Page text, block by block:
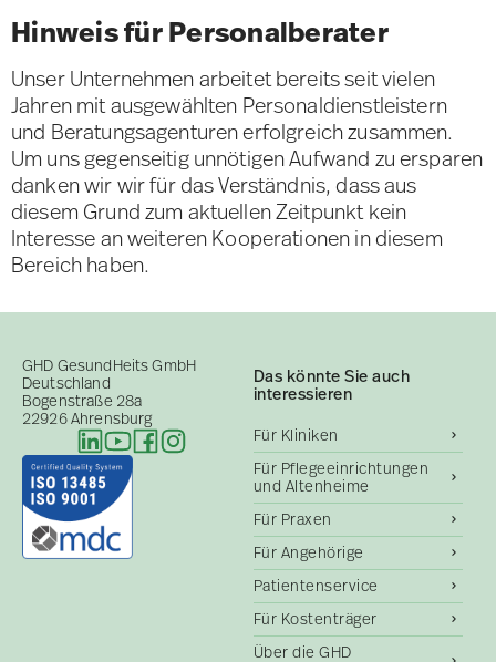
Hinweis für Personalberater
Unser Unternehmen arbeitet bereits seit vielen
Jahren mit ausgewählten Personaldienstleistern
und Beratungsagenturen erfolgreich zusammen.
Um uns gegenseitig unnötigen Aufwand zu ersparen
danken wir wir für das Verständnis, dass aus
diesem Grund zum aktuellen Zeitpunkt kein
Interesse an weiteren Kooperationen in diesem
Bereich haben.
GHD GesundHeits GmbH
Deutschland
Bogenstraße 28a
22926 Ahrensburg
Das könnte Sie auch
interessieren
Für Kliniken
Für Pflegeeinrichtungen
und Altenheime
Für Praxen
Für Angehörige
Patientenservice
Für Kostenträger
Über die GHD